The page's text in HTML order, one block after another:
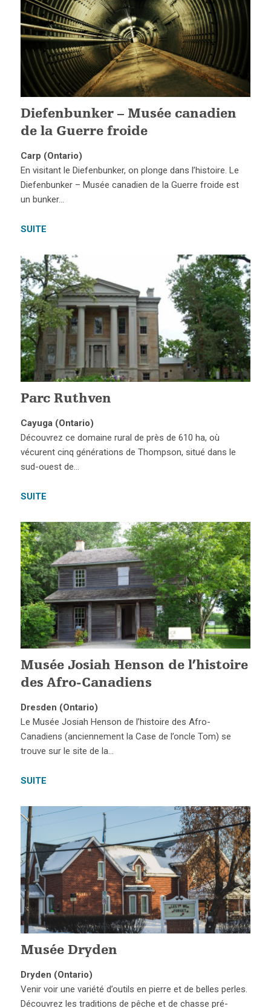
Diefenbunker – Musée canadien
de la Guerre froide
Carp (Ontario)
En visitant le Diefenbunker, on plonge dans l’histoire. Le
Diefenbunker – Musée canadien de la Guerre froide est
un bunker…
SUITE
Parc Ruthven
Cayuga (Ontario)
Découvrez ce domaine rural de près de 610 ha, où
vécurent cinq générations de Thompson, situé dans le
sud-ouest de…
SUITE
Musée Josiah Henson de l’histoire
des Afro-Canadiens
Dresden (Ontario)
Le Musée Josiah Henson de l’histoire des Afro-
Canadiens (anciennement la Case de l’oncle Tom) se
trouve sur le site de la…
SUITE
Musée Dryden
Dryden (Ontario)
Venir voir une variété d’outils en pierre et de belles perles.
Découvrez les traditions de pêche et de chasse pré-